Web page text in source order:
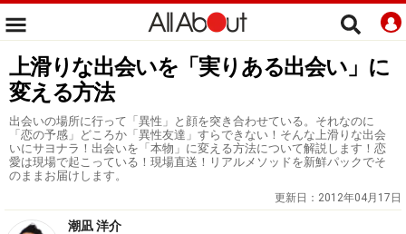
上滑りな出会いを「実りある出会い」に
変える方法
出会いの場所に行って「異性」と顔を突き合わせている。それなのに
「恋の予感」どころか「異性友達」すらできない！そんな上滑りな出会
いにサヨナラ！出会いを「本物」に変える方法について解説します！恋
愛は現場で起こっている！現場直送！リアルメソッドを新鮮パックでそ
のままお届けします。
更新日： 2012年04月17日
潮凪 洋介